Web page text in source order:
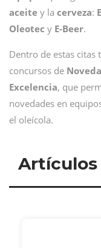
aceite y la cerveza:
Oleotec y E-Beer.
Dentro de estas citas
concursos de
Excelencia, que
novedades en
el oleícola.
Artículos